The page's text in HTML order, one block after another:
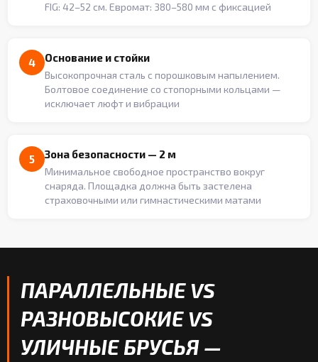
FIG: 42–52 см. Евромат: 380–580 мм с фиксацией
4 Основание и стойки
Высокопрочная сталь с порошковым напылением.
Болтовое соединение со стопорными кольцами —
исключает люфт и вибрации
5 Зона безопасности — 2 м
Минимальное свободное пространство вокруг
снаряда. Площадка должна быть застелена
страховочными или гимнастическими матами
ПАРАЛЛЕЛЬНЫЕ VS
РАЗНОВЫСОКИЕ VS
УЛИЧНЫЕ БРУСЬЯ —